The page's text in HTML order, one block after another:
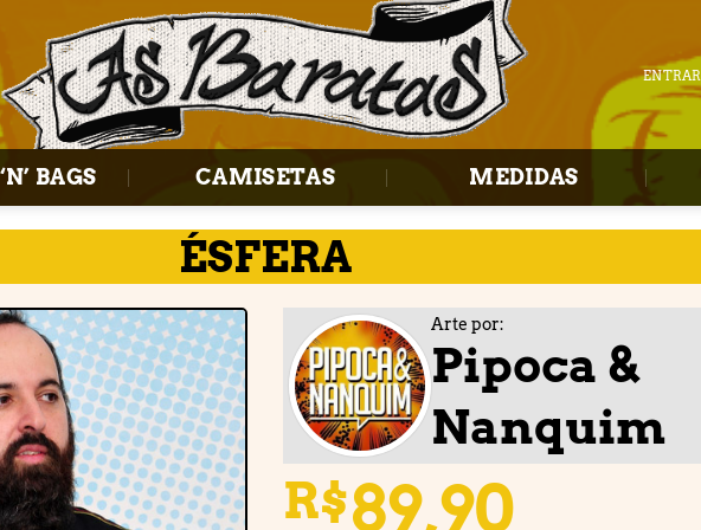
ENTRAR
BAGS CAMISETAS MEDIDAS
ÉSFERA
Adicionar
à lista de
desejos
Arte por:
Pipoca &
Nanquim
R$89,90